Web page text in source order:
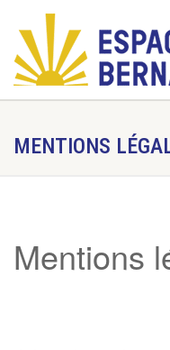
MENTIONS
Mentions